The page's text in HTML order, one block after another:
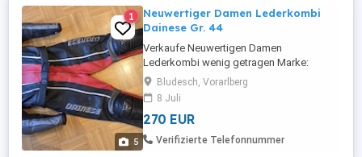
5
1
Neuwertiger Damen Lederkombi
Dainese Gr. 44
Verkaufe Neuwertigen Damen
Lederkombi wenig getragen Marke:
Dainese Größe 44. alle Reißverschlüsse
funktionieren
Bludesch, Vorarlberg
8 Juli
270 EUR
Verifizierte Telefonnummer